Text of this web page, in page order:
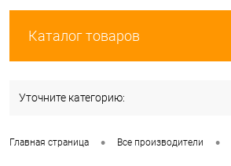
Каталог товаров
Уточните категорию:
Главная страница • Все производители •